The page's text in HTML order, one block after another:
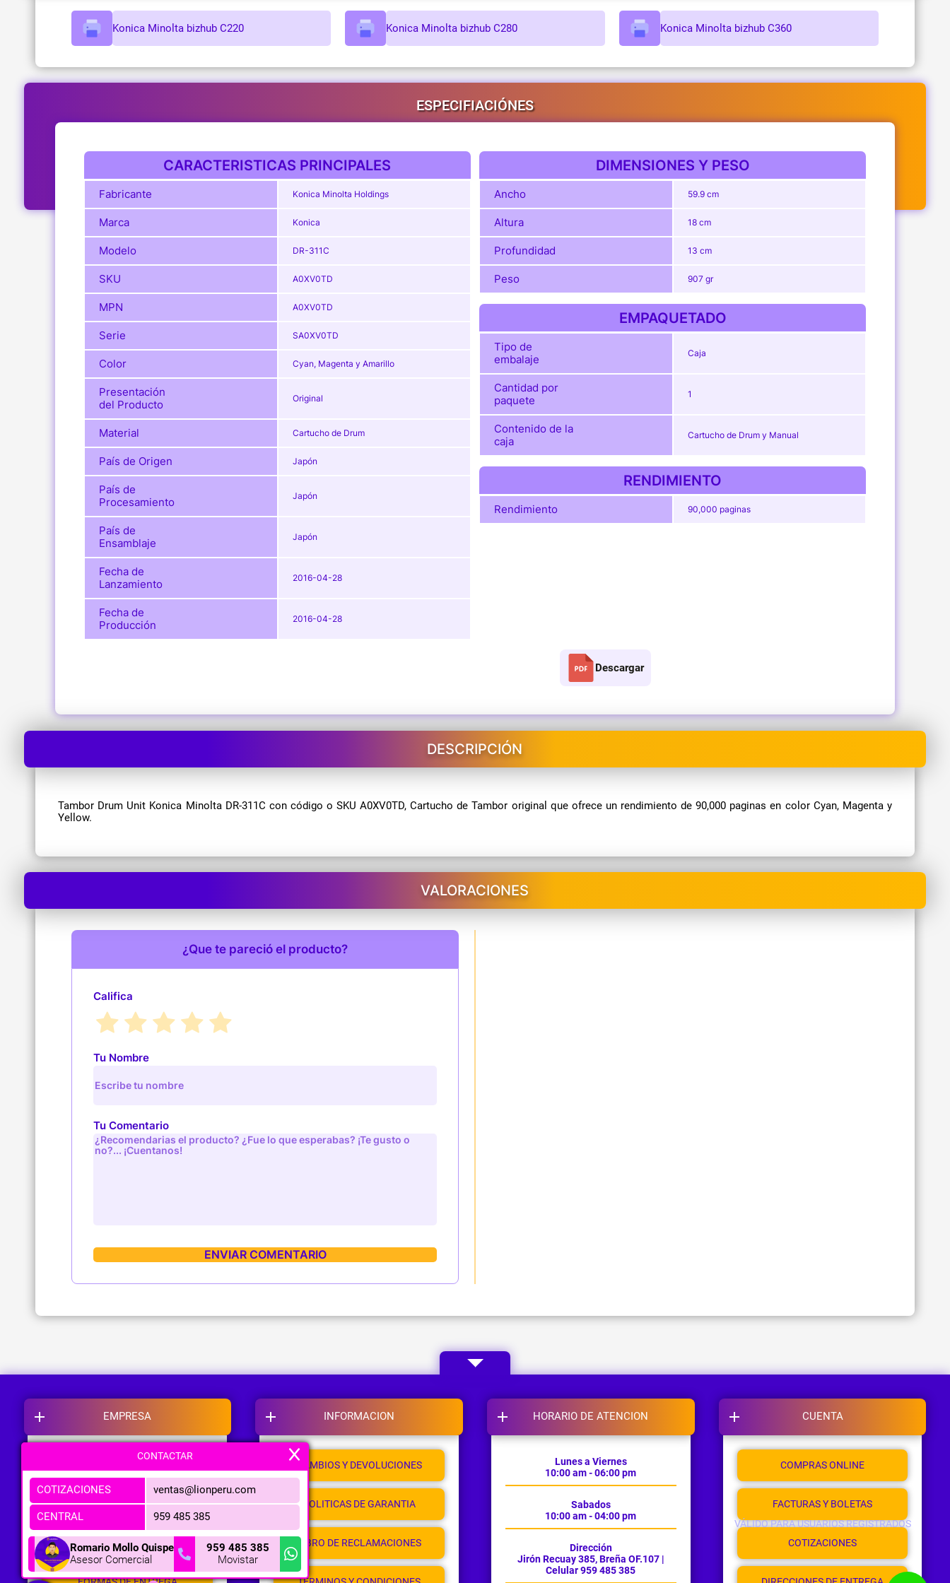
CONTACTAR
COTIZACIONES ventas@lionperu.com
CENTRAL 959 485 385
Romario Mollo Quispe
Asesor Comercial
959 485 385
Movistar
Konica Minolta bizhub C220 Konica Minolta bizhub C280 Konica Minolta bizhub C360
ESPECIFIACIÓNES
CARACTERISTICAS PRINCIPALES
Fabricante Konica Minolta Holdings
Marca Konica
Modelo DR-311C
SKU A0XV0TD
MPN A0XV0TD
Serie SA0XV0TD
Color Cyan, Magenta y Amarillo
Presentación
del Producto
Original
Material Cartucho de Drum
País de Origen Japón
País de
Procesamiento
Japón
País de
Ensamblaje
Japón
Fecha de
Lanzamiento
2016-04-28
Fecha de
Producción
2016-04-28
DIMENSIONES Y PESO
Ancho 59.9 cm
Altura 18 cm
Profundidad 13 cm
Peso 907 gr
EMPAQUETADO
Tipo de
embalaje
Caja
Cantidad por
paquete
1
Contenido de la
caja
Cartucho de Drum y Manual
RENDIMIENTO
Rendimiento 90,000 paginas
Descargar
DESCRIPCIÓN
Tambor Drum Unit Konica Minolta DR-311C con código o SKU A0XV0TD, Cartucho de Tambor original que ofrece un rendimiento de 90,000 paginas en color Cyan, Magenta y
Yellow.
VALORACIONES
¿Que te pareció el producto?
Califica
Tu Nombre
Tu Comentario
EMPRESA
NUESTRAS TIENDAS
METODOS DE PAGO
INFORMACION
CAMBIOS Y DEVOLUCIONES
POLITICAS DE GARANTIA
LIBRO DE RECLAMACIONES
HORARIO DE ATENCION
Lunes a Viernes
10:00 am - 06:00 pm
Sabados
10:00 am - 04:00 pm
Dirección
Jirón Recuay 385, Breña OF.107 |
Celular 959 485 385
CUENTA
VÁLIDO PARA USUARIOS REGISTRADOS
COMPRAS ONLINE
FACTURAS Y BOLETAS
COTIZACIONES